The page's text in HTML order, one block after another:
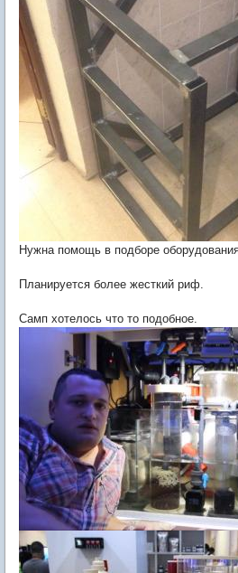
Нужна помощь в подборе
Планируется более жесткий риф.
Самп хотелось что то подобное.